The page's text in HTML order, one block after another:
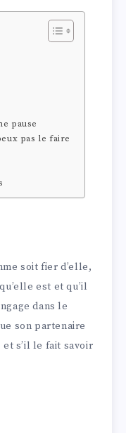
pause
pas le faire
soit fier d’elle,
est et qu’il
dans le
son partenaire
s’il le fait savoir